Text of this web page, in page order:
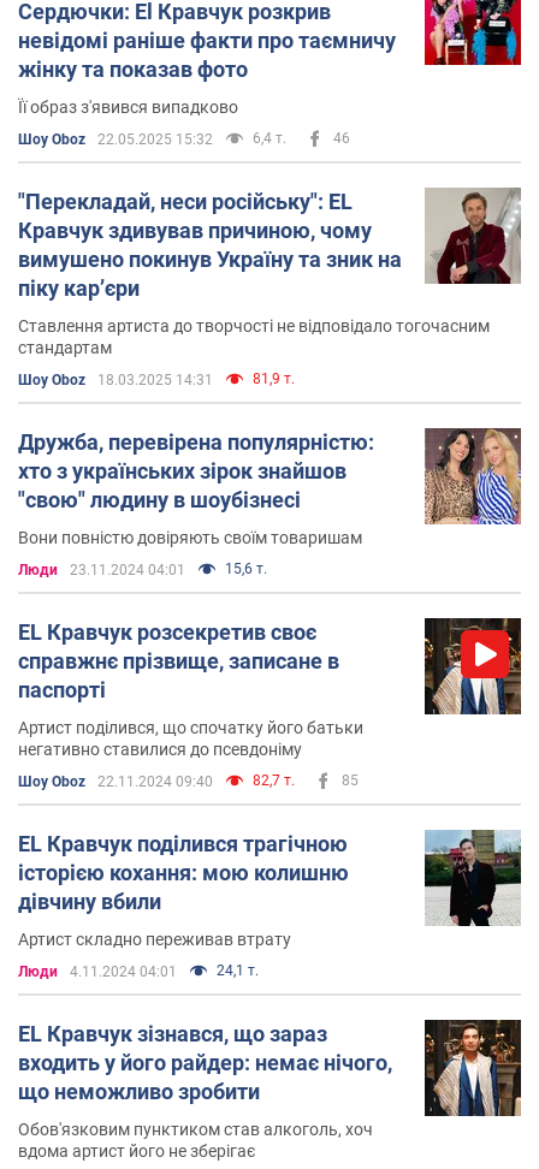
також випустив одразу два альбоми: «На облаках», а
також збірку хітів «Избранное».
У 2013 році презентував пісню «Сумасшедшая», після
чого на певний час відійшов від музики, повернувшись
із новим альбомом «Порошок кохання» лише у 2021
році. Останнім альбомом артиста наразі є «EL
Кравчук», випущений 2023 року.
Сердючки: El Кравчук розкрив
невідомі раніше факти про таємничу
жінку та показав фото
Її образ з'явився випадково
Шоу Oboz 22.05.2025 15:32 6,4 т. 46
"Перекладай, неси російську": ЕL
Кравчук здивував причиною, чому
вимушено покинув Україну та зник на
піку карʼєри
Ставлення артиста до творчості не відповідало тогочасним
стандартам
Шоу Oboz 18.03.2025 14:31 81,9 т.
Дружба, перевірена популярністю:
хто з українських зірок знайшов
"свою" людину в шоубізнесі
Вони повністю довіряють своїм товаришам
Люди 23.11.2024 04:01 15,6 т.
EL Кравчук розсекретив своє
справжнє прізвище, записане в
паспорті
Артист поділився, що спочатку його батьки
негативно ставилися до псевдоніму
Шоу Oboz 22.11.2024 09:40 82,7 т. 85
EL Кравчук поділився трагічною
історією кохання: мою колишню
дівчину вбили
Артист складно переживав втрату
Люди 4.11.2024 04:01 24,1 т.
EL Кравчук зізнався, що зараз
входить у його райдер: немає нічого,
що неможливо зробити
Обов'язковим пунктиком став алкоголь, хоч
вдома артист його не зберігає